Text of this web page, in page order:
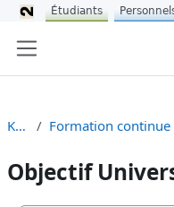
Kurzy
Objectif
Étudiants